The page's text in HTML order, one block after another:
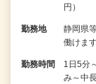
円）
勤務地
静岡県
働けま
勤務時間
1日5分
み～中